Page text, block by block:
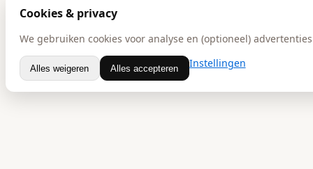
Cookies & privacy
We gebruiken cookies voor analyse en (optioneel)
Alles weigeren Alles accepteren Instellingen